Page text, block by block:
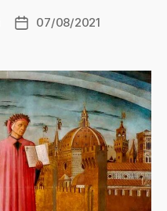
Data07/08/2021